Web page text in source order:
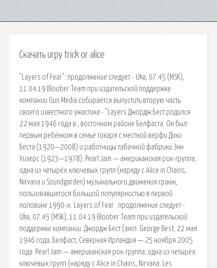
Скачать игру trick or alice
"Layers of Fear": продолжение следует - Uka, 07:45 (MSK),
11.04.19 Bloober Team при издательской поддержке
компании Gun Media собирается выпустить вторую часть
своего известного ужастика - "Layers Джордж Бест родился
22 мая 1946 года в , восточном районе Белфаста. Он был
первым ребёнком в семье токаря с местной верфи Дики
Беста (1920—2008) и работницы табачной фабрики Энн
Уизерс (1923—1978). Pearl Jam — американская рок-группа,
одна из четырёх ключевых групп (наряду с Alice in Chains,
Nirvana и Soundgarden) музыкального движения гранж,
пользовавшегося большой популярностью в первой
половине 1990-х. Layers of Fear : продолжение следует -
Uka, 07:45 (MSK), 11.04.19 Bloober Team при издательской
поддержке компании. Джордж Бест (англ. George Best; 22 мая
1946 года, Белфаст, Северная Ирландия — 25 ноября 2005
года. Pearl Jam — американская рок-группа, одна из четырёх
ключевых групп (наряду с Alice in Chains, Nirvana. Les